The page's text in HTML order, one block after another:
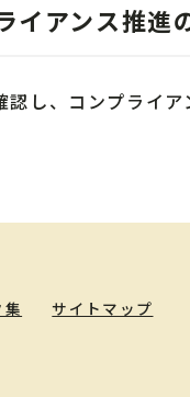
イアンス推進
し、コンプライ
集 サイトマップ